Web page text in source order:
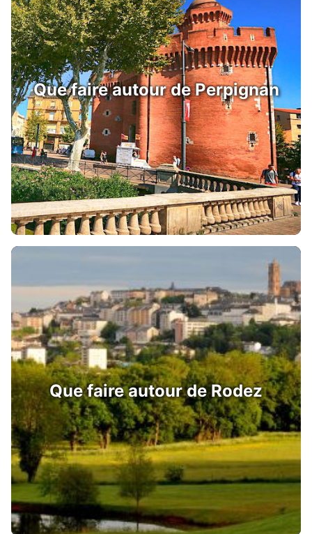
Que faire autour de Perpignan
Que faire autour de Rodez